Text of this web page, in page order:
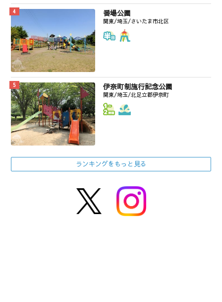
番場公園
関東/埼玉/さいたま市北区
伊奈町制施行記念公園
関東/埼玉/北足立郡伊奈町
ランキングをもっと見る